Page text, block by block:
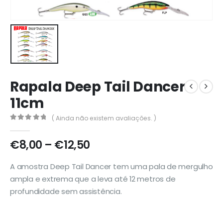
Rapala Deep Tail Dancer
11cm
( Ainda não existem avaliações. )
€8,00 – €12,50Price
€8,00
through
€12,50
A amostra Deep Tail Dancer tem uma pala de mergulho
ampla e extrema que a leva até 12 metros de
profundidade sem assistência.